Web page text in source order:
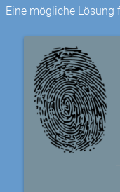
Eine mögliche Lösung